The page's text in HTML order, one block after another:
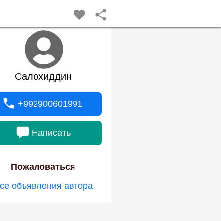
Салохиддин
+992900601991
Написать
Пожаловаться
объявления автора